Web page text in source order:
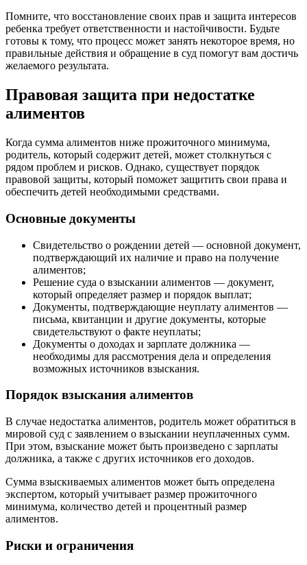
Помните, что восстановление своих прав и защита интересов
ребенка требует ответственности и настойчивости. Будьте
готовы к тому, что процесс может занять некоторое время, но
правильные действия и обращение в суд помогут вам достичь
желаемого результата.
Правовая защита при недостатке
алиментов
Когда сумма алиментов ниже прожиточного минимума,
родитель, который содержит детей, может столкнуться с
рядом проблем и рисков. Однако, существует порядок
правовой защиты, который поможет защитить свои права и
обеспечить детей необходимыми средствами.
Основные документы
Свидетельство о рождении детей — основной документ,
подтверждающий их наличие и право на получение
алиментов;
Решение суда о взыскании алиментов — документ,
который определяет размер и порядок выплат;
Документы, подтверждающие неуплату алиментов —
письма, квитанции и другие документы, которые
свидетельствуют о факте неуплаты;
Документы о доходах и зарплате должника —
необходимы для рассмотрения дела и определения
возможных источников взыскания.
Порядок взыскания алиментов
В случае недостатка алиментов, родитель может обратиться в
мировой суд с заявлением о взыскании неуплаченных сумм.
При этом, взыскание может быть произведено с зарплаты
должника, а также с других источников его доходов.
Сумма взыскиваемых алиментов может быть определена
экспертом, который учитывает размер прожиточного
минимума, количество детей и процентный размер
алиментов.
Риски и ограничения